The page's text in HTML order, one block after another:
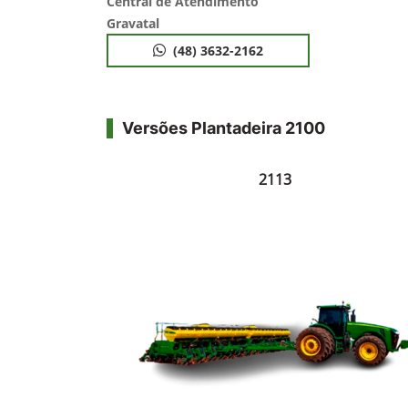
Gravatal
(48) 3632-2162
Versões Plantadeira 2100
2113